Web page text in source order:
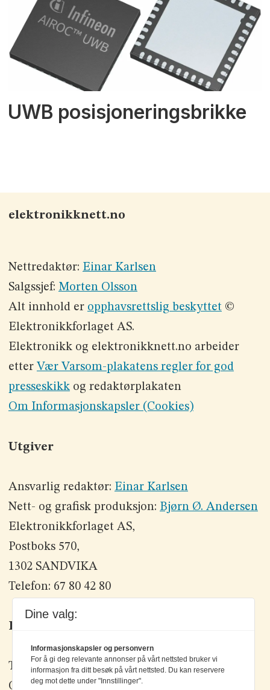
UWB posisjoneringsbrikke
elektronikknett.no
Nettredaktør: Einar Karlsen
Salgssjef: Morten Olsson
Alt innhold er opphavsrettslig beskyttet©
Elektronikkforlaget AS.
Elektronikk og elektronikknett.no arbeider
etter Vær Varsom-plakatens regler for god
presseskikkog redaktørplakaten
Om Informasjonskapsler (Cookies)
Utgiver
Ansvarlig redaktør: Einar Karlsen
Nett- og grafisk produksjon: Bjørn Ø. Andersen
Elektronikkforlaget AS,
Postboks 570,
1302 SANDVIKA
Telefon: 67 80 42 80
Kontakt oss
Tlf: +47 67 80 42 80
Olav Brunborgs vei 6, 1396 Billingstad
Dine valg:
Informasjonskapsler og personvern
For å gi deg relevante annonser på vårt nettsted bruker vi
informasjon fra ditt besøk på vårt nettsted. Du kan reservere
deg mot dette under "Innstillinger".